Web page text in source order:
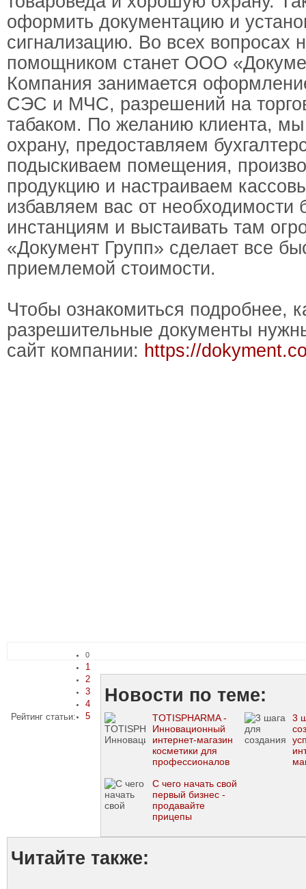
оформить документацию и
сигнализацию. Во всех вопросах
помощником станет ООО
Компания занимается
СЭС и МЧС, разрешений на
табаком. По желанию клиента,
охрану, предоставляем
подыскиваем помещения,
продукцию и настраиваем
избавляем вас от необходимости
инстанциям и выстаивать там
«Документ Групп» сделает все
приемлемой стоимости.
Чтобы ознакомиться подробнее,
разрешительные документы
сайт компании: https://
Рейтинг статьи:
0
1
2
3
4
5
Новости по теме:
TOTISPHARMA -
Инновационный
интернет-магазин
косметики для
профессионалов
3
С чего начать свой
первый бизнес -
продавайте
прицепы
Читайте также: